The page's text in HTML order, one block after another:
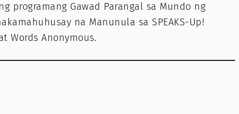
programang Gawad Parangal sa Mundo ng
na Manunula sa SPEAKS-Up!
Words Anonymous.